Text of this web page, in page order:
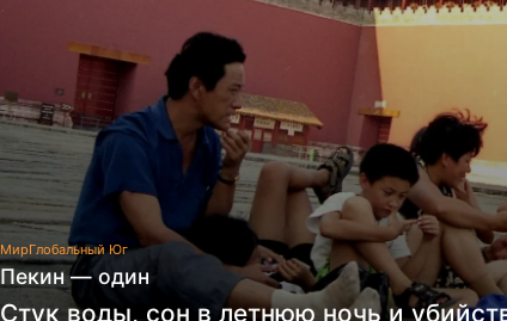
МирГлобальный Юг
Пекин — один
Стук воды, сон в летнюю ночь и